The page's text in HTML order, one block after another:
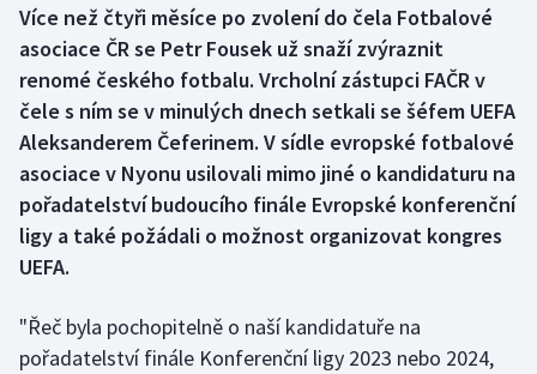
Box
Curling
Dostihy
Florbal
Futsal
Golf
Více než čtyři měsíce po zvolení do čela Fotbalové
asociace ČR se Petr Fousek už snaží zvýraznit
renomé českého fotbalu. Vrcholní zástupci FAČR v
čele s ním se v minulých dnech setkali se šéfem UEFA
Aleksanderem Čeferinem. V sídle evropské fotbalové
asociace v Nyonu usilovali mimo jiné o kandidaturu na
pořadatelství budoucího finále Evropské konferenční
ligy a také požádali o možnost organizovat kongres
UEFA.
"Řeč byla pochopitelně o naší kandidatuře na
pořadatelství finále Konferenční ligy 2023 nebo 2024,